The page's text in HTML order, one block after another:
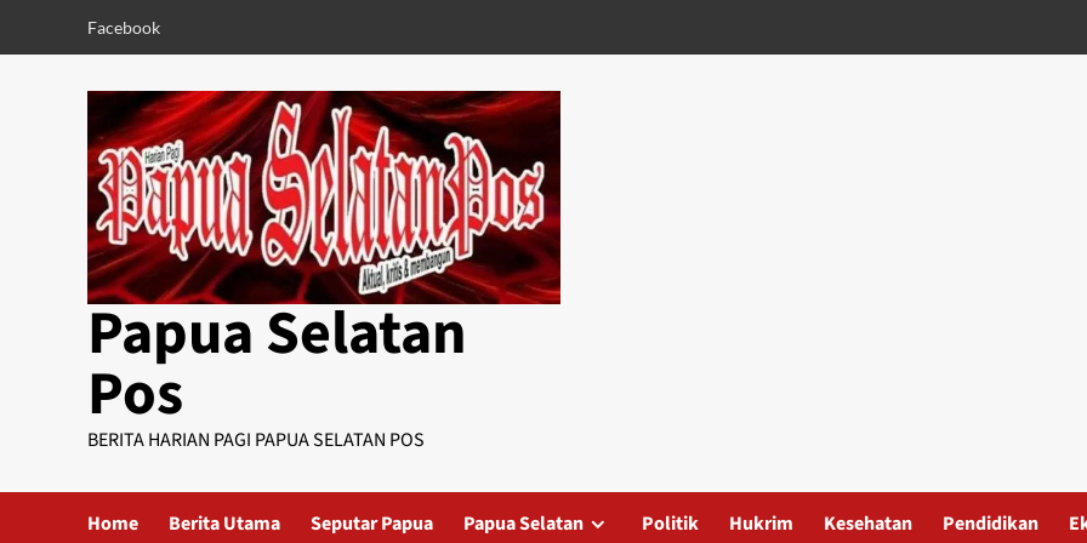
Facebook
Papua Selatan
Pos
BERITA HARIAN PAGI PAPUA SELATAN POS
Home Berita Utama Seputar Papua Papua Selatan Politik Hukrim Kesehatan Pendidikan